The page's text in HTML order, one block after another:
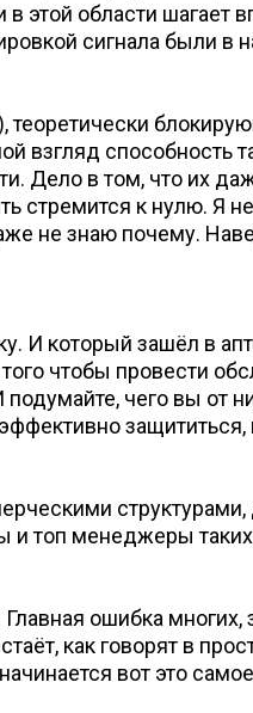
этой области шагает
сигнала были в
теоретически
взгляд способность
Дело в том, что их
стремится к нулю. Я
не знаю почему.
И который зашёл в
чтобы провести
чего вы от
защититься,
структурами,
и топ менеджеры
ошибка многих,
как говорят в
вот это